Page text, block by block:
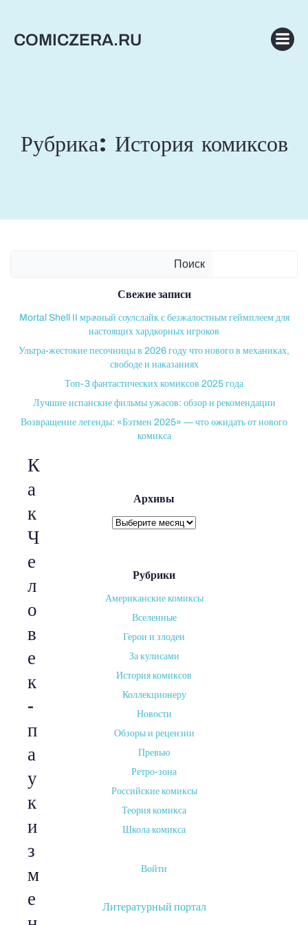
COMICZERA.RU
Рубрика: История комиксов
К
а
к
Ч
е
л
о
в
е
к
-
п
а
у
к
и
з
м
е
Поиск
Свежие записи
Mortal Shell II мрачный соулслайк с безжалостным геймплеем для
настоящих хардкорных игроков
Ультра-жестокие песочницы в 2026 году что нового в механиках,
свободе и наказаниях
Топ-3 фантастических комиксов 2025 года
Лучшие испанские фильмы ужасов: обзор и рекомендации
Возвращение легенды: «Бэтмен 2025» — что ожидать от нового
комикса
Архивы
Архивы
Рубрики
Американские комиксы
Вселенные
Герои и злодеи
За кулисами
История комиксов
Коллекционеру
Новости
Обзоры и рецензии
Превью
Ретро-зона
Российские комиксы
Теория комикса
Школа комикса
Войти
Литературный портал